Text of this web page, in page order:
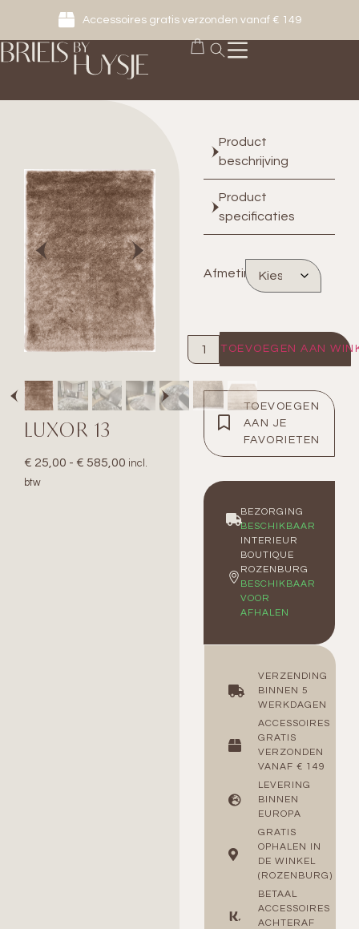
Accessoires gratis verzonden vanaf € 149
LUXOR 13
€ 25,00 - € 585,00 incl.
btw
Product
beschrijving
Product
specificaties
Afmeting
TOEVOEGEN AAN
TOEVOEGEN
AAN JE
FAVORIETEN
BEZORGING
BESCHIKBAAR
INTERIEUR
BOUTIQUE
ROZENBURG
BESCHIKBAAR
VOOR
AFHALEN
VERZENDING
BINNEN 5
WERKDAGEN
ACCESSOIRES
GRATIS
VERZONDEN
VANAF € 149
LEVERING
BINNEN
EUROPA
GRATIS
OPHALEN IN
DE WINKEL
(ROZENBURG)
BETAAL
ACCESSOIRES
ACHTERAF